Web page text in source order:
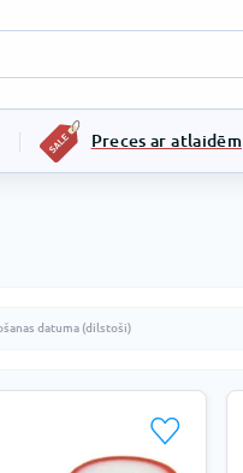
Preces ar atlaidēm